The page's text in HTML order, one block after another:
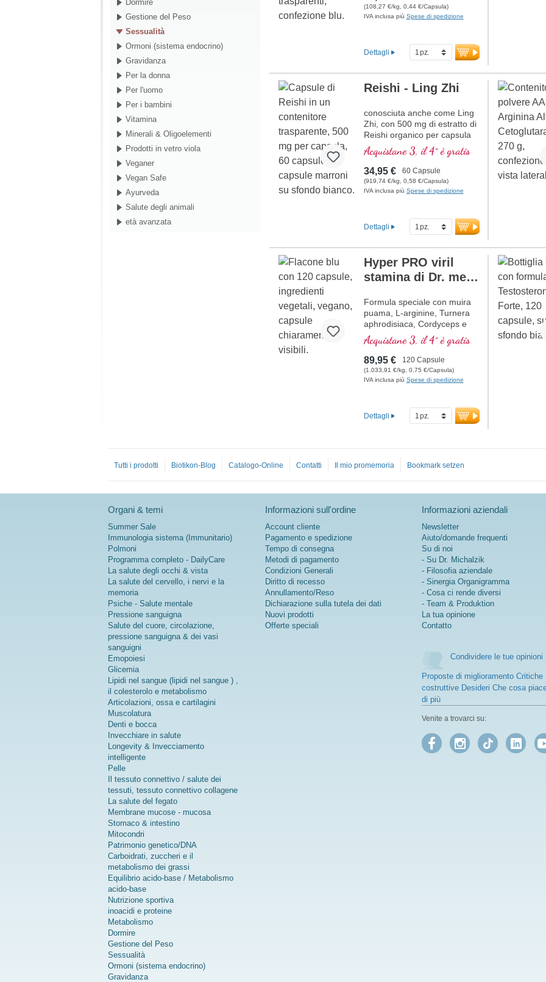
Dormire
Gestione del Peso
Sessualità
Ormoni (sistema endocrino)
Gravidanza
Per la donna
Per l'uomo
Per i bambini
Vitamina
Minerali & Oligoelementi
Prodotti in vetro viola
Veganer
Vegan Safe
Ayurveda
Salute degli animali
età avanzata
(108,27 €/kg, 0,44 €/Capsula)
IVA inclusa più Spese di spedizione
Dettagli
Reishi - Ling Zhi
conosciuta anche come Ling
Zhi, con 500 mg di estratto di
Reishi organico per capsula
Acquistane 3, il 4° è gratis
34,95 € 60 Capsule
(919,74 €/kg, 0,58 €/Capsula)
IVA inclusa più Spese di spedizione
Dettagli
Hyper PRO viril
stamina di Dr. med.
Formula speciale con muira
puama, L-arginine, Turnera
aphrodisiaca, Cordyceps e
zinco legato organicamente
che aiutano la fertilità e un
normale livello di testosterone
nel sangue.
Acquistane 3, il 4° è gratis
89,95 € 120 Capsule
(1.033,91 €/kg, 0,75 €/Capsula)
IVA inclusa più Spese di spedizione
Dettagli
Tutti i prodotti Biotikon-Blog Catalogo-Online Contatti Il mio promemoria Bookmark setzen
Organi & temi
Summer Sale
Immunologia sistema (Immunitario)
Polmoni
Programma completo - DailyCare
La salute degli occhi & vista
La salute del cervello, i nervi e la
memoria
Psiche - Salute mentale
Pressione sanguigna
Salute del cuore, circolazione,
pressione sanguigna & dei vasi
sanguigni
Emopoiesi
Glicemia
Lipidi nel sangue (lipidi nel sangue ) ,
il colesterolo e metabolismo
Articolazioni, ossa e cartilagini
Muscolatura
Denti e bocca
Invecchiare in salute
Longevity & Invecciamento
intelligente
Pelle
Il tessuto connettivo / salute dei
tessuti, tessuto connettivo collagene
La salute del fegato
Membrane mucose - mucosa
Stomaco & intestino
Mitocondri
Patrimonio genetico/DNA
Carboidrati, zuccheri e il
metabolismo dei grassi
Equilibrio acido-base / Metabolismo
acido-base
Nutrizione sportiva
inoacidi e proteine
Metabolismo
Dormire
Gestione del Peso
Sessualità
Ormoni (sistema endocrino)
Gravidanza
Informazioni sull'ordine
Account cliente
Pagamento e spedizione
Tempo di consegna
Metodi di pagamento
Condizioni Generali
Diritto di recesso
Annullamento/Reso
Dichiarazione sulla tutela dei dati
Nuovi prodotti
Offerte speciali
Informazioni aziendali
Newsletter
Aiuto/domande frequenti
Su di noi
- Su Dr. Michalzik
- Filosofia aziendale
- Sinergia Organigramma
- Cosa ci rende diversi
- Team & Produktion
La tua opinione
Contatto
Condividere le tue opinioni
Proposte di miglioramento Critiche
costruttive Desideri Che cosa
di più
Venite a trovarci su: